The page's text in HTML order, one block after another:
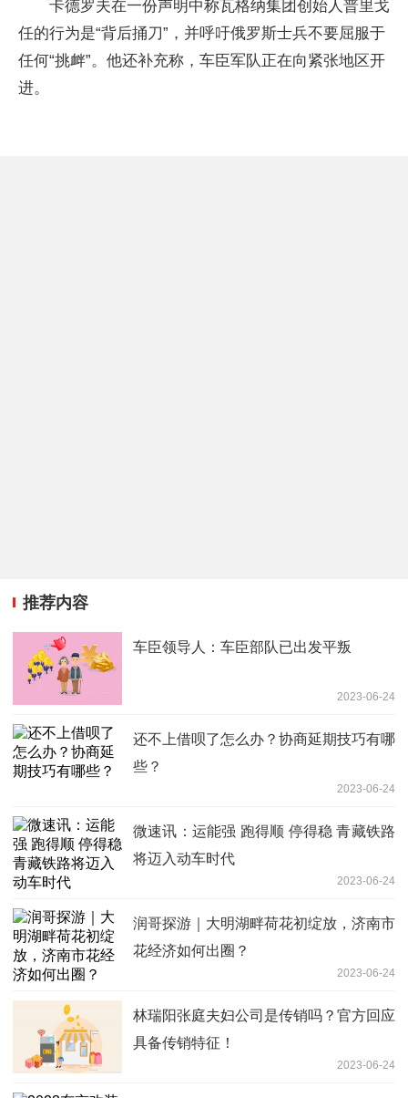
卡德罗夫在一份声明中称瓦格纳集团创始人普里戈
任的行为是“背后捅刀”，并呼吁俄罗斯士兵不要屈服于
任何“挑衅”。他还补充称，车臣军队正在向紧张地区开
进。
推荐内容
车臣领导人：车臣部队已出发平叛
2023-06-24
还不上借呗了怎么办？协商延期技巧有哪
些？
2023-06-24
微速讯：运能强 跑得顺 停得稳 青藏铁路
将迈入动车时代
2023-06-24
润哥探游｜大明湖畔荷花初绽放，济南市
花经济如何出圈？
2023-06-24
林瑞阳张庭夫妇公司是传销吗？官方回应
具备传销特征！
2023-06-24